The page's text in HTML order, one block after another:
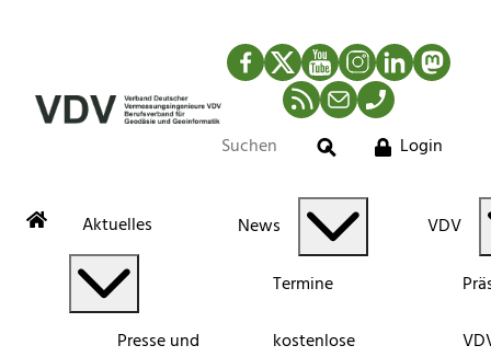
Facebook
TwitterYouTubeInstagram
LinkedIn
RSS-Newsfeed
MailTelefon
Suche
Login
Aktuelles
Presse und
News
Termine
kostenlose
VDV